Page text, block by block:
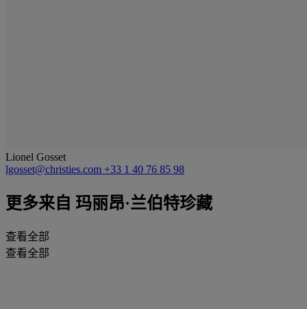
Lionel Gosset
lgosset@christies.com +33 1 40 76 85 98
更多来自 玛丽昂·兰伯特珍藏
查看全部
查看全部